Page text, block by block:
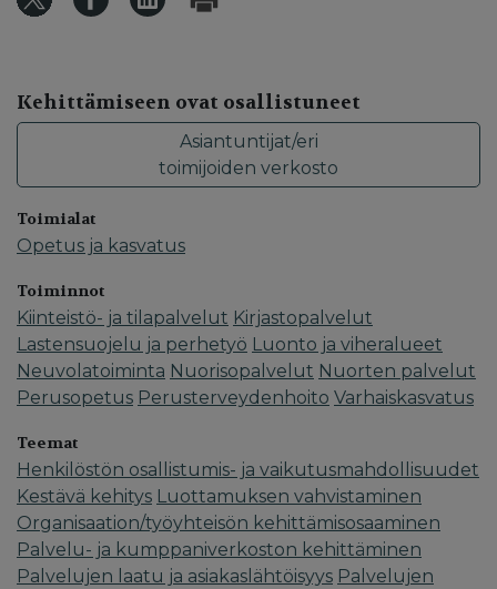
Kehittämiseen ovat osallistuneet
Asiantuntijat/eri
toimijoiden verkosto
Toimialat
Opetus ja kasvatus
Toiminnot
Kiinteistö- ja tilapalvelut Kirjastopalvelut
Lastensuojelu ja perhetyö Luonto ja viheralueet
Neuvolatoiminta Nuorisopalvelut Nuorten palvelut
Perusopetus Perusterveydenhoito Varhaiskasvatus
Teemat
Henkilöstön osallistumis- ja vaikutusmahdollisuudet
Kestävä kehitys Luottamuksen vahvistaminen
Organisaation/työyhteisön kehittämisosaaminen
Palvelu- ja kumppaniverkoston kehittäminen
Palvelujen laatu ja asiakaslähtöisyys Palvelujen